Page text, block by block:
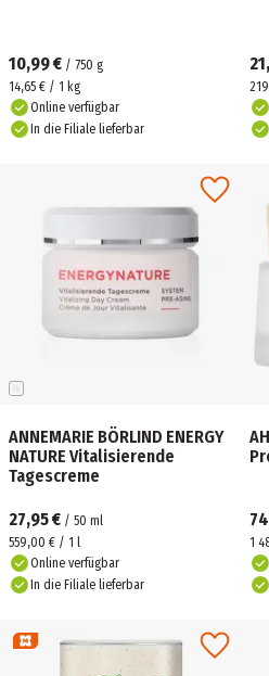
10,99 € / 750 g
14,65 € / 1 kg
Online verfügbar
In die Filiale lieferbar
ANNEMARIE BÖRLIND ENERGY
NATURE Vitalisierende
Tagescreme
27,95 € / 50 ml
559,00 € / 1 l
Online verfügbar
In die Filiale lieferbar
1